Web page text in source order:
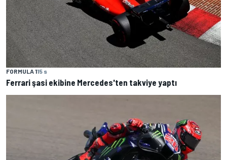
FORMULA 115 s
Ferrari şasi ekibine Mercedes'ten takviye yaptı